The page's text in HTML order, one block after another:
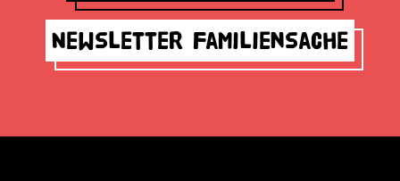
Newsletter Familiensache